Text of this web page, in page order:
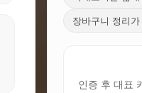
장바구니 정리
인증 후 대표